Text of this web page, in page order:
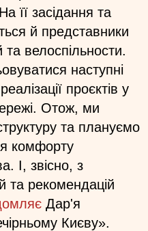
її засідання та
й представники
та велоспільности.
наступні
проєктів у
Отож, ми
та плануємо
комфорту
І, звісно, з
та рекомендацій
Дар'я
Києву».